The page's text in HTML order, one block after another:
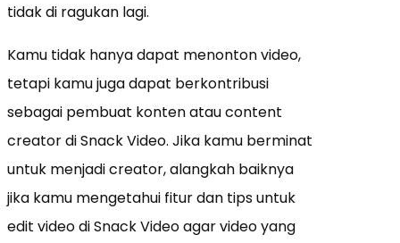
tidak di ragukan lagi.
Kamu tidak hanya dapat menonton video,
tetapi kamu juga dapat berkontribusi
sebagai pembuat konten atau content
creator di Snack Video. Jika kamu berminat
untuk menjadi creator, alangkah baiknya
jika kamu mengetahui fitur dan tips untuk
edit video di Snack Video agar video yang